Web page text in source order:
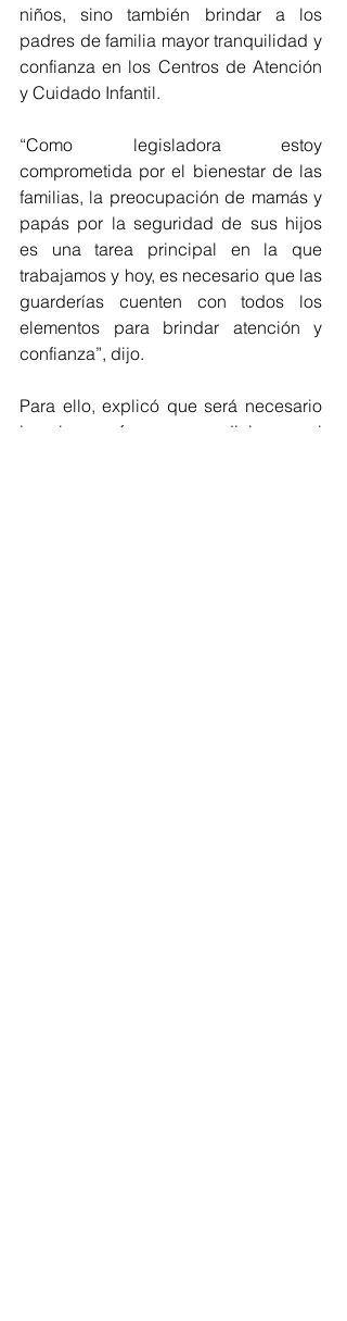
niños, sino también brindar a los
padres de familia mayor tranquilidad y
confianza en los Centros de Atención
y Cuidado Infantil.
“Como legisladora estoy
comprometida por el bienestar de las
familias, la preocupación de mamás y
papás por la seguridad de sus hijos
es una tarea principal en la que
trabajamos y hoy, es necesario que las
guarderías cuenten con todos los
elementos para brindar atención y
confianza”, dijo.
Para ello, explicó que será necesario
impulsar reformas y adiciones al